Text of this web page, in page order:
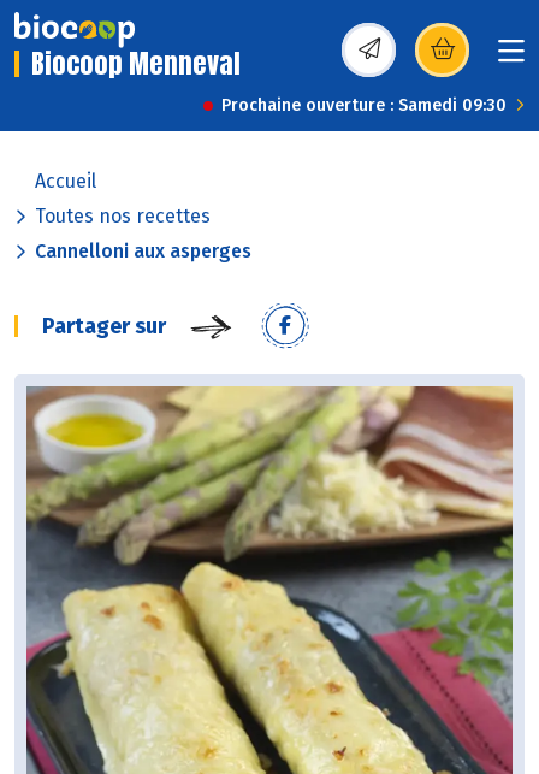
Biocoop Menneval (s’ouvre dans une
Prochaine ouverture : Samedi 09:30
Accueil
Toutes nos recettes
Cannelloni aux asperges
Partager sur